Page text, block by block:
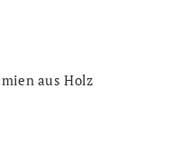
aus Holz